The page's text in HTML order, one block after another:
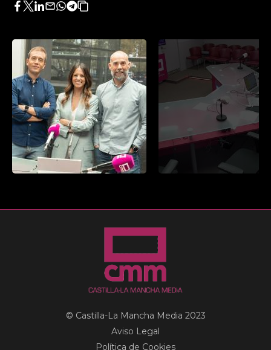
Facebook
Twitter
LinkedIn
Enviar
Whatsapp
Telegram
Copiar
artículo
© Castilla-La Mancha Media 2023
Aviso Legal
Política de Cookies